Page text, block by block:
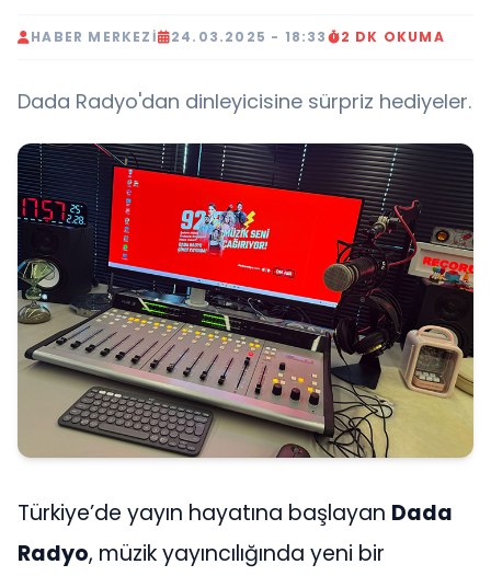
HABER MERKEZI 24.03.2025 - 18:33 2 DK OKUMA
Dada Radyo'dan dinleyicisine sürpriz hediyeler.
Türkiye’de yayın hayatına başlayan Dada
Radyo, müzik yayıncılığında yeni bir